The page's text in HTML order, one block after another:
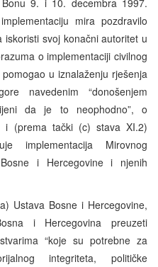
mira pozdravilo
svoj konačni autoritet u
o implementaciji civilnog
u iznalaženju rješenja
navedenim “donošenjem
da je to neophodno”, o
i (prema tački (c) stava XI.2)
implementacija Mirovnog
i Hercegovine i njenih
Ustava Bosne i Hercegovine,
i Hercegovina preuzeti
“koje su potrebne za
integriteta, političke